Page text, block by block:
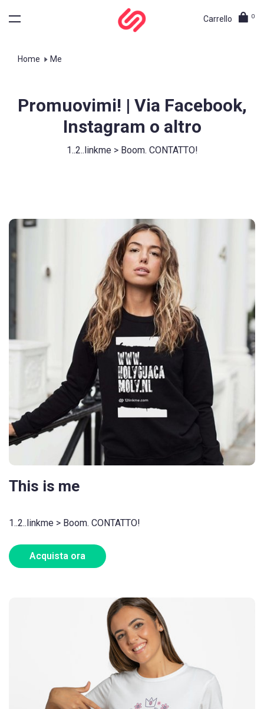
Carrello 0
Home Me
Promuovimi! | Via Facebook,
Instagram o altro
1..2..linkme > Boom. CONTATTO!
This is me
1..2..linkme > Boom. CONTATTO!
Acquista ora